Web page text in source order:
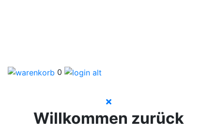
0
Willkommen zurück